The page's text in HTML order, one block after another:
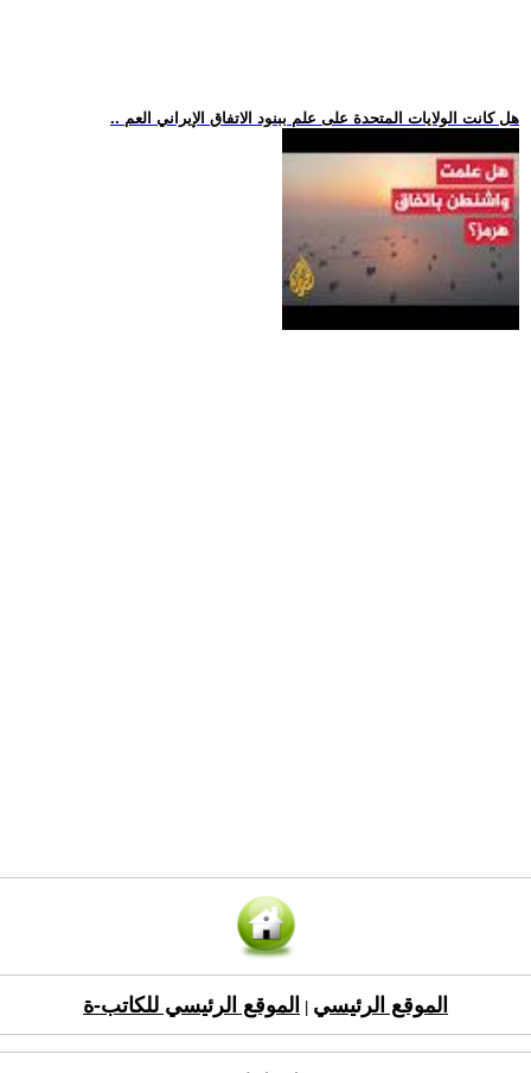
.. هل كانت الولايات المتحدة على علم ببنود الاتفاق الإيراني العم
الموقع الرئيسي الموقع الرئيسي للكاتب-ة